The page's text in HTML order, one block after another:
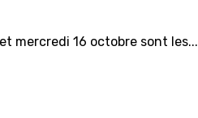
mercredi 16 octobre sont les...